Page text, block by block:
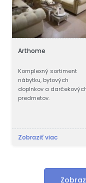
Arthome
Komplexný sortiment
nábytku, bytových
doplnkov a
predmetov.
Zobraziť viac